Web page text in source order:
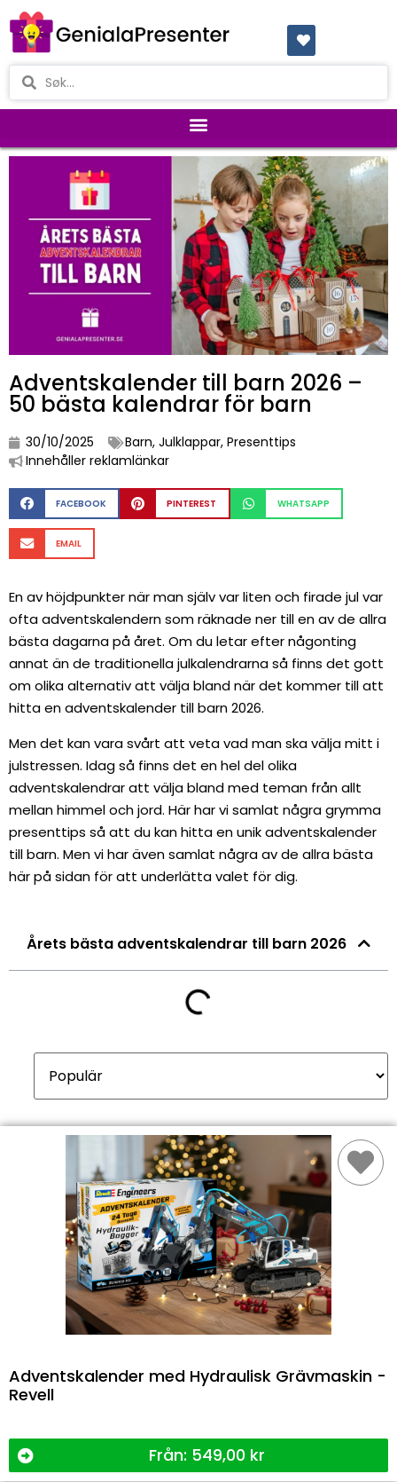
Adventskalender till barn 2026 –
50 bästa kalendrar för barn
30/10/2025 Barn, Julklappar, Presenttips
Innehåller reklamlänkar
FACEBOOK PINTEREST WHATSAPP
EMAIL
En av höjdpunkter när man själv var liten och firade jul var
ofta adventskalendern som räknade ner till en av de allra
bästa dagarna på året. Om du letar efter någonting
annat än de traditionella julkalendrarna så finns det gott
om olika alternativ att välja bland när det kommer till att
hitta en adventskalender till barn 2026.
Men det kan vara svårt att veta vad man ska välja mitt i
julstressen. Idag så finns det en hel del olika
adventskalendrar att välja bland med teman från allt
mellan himmel och jord. Här har vi samlat några grymma
presenttips så att du kan hitta en unik adventskalender
till barn. Men vi har även samlat några av de allra bästa
här på sidan för att underlätta valet för dig.
Årets bästa adventskalendrar till barn 2026
Adventskalender med Hydraulisk Grävmaskin -
Revell
Från: 549,00 kr